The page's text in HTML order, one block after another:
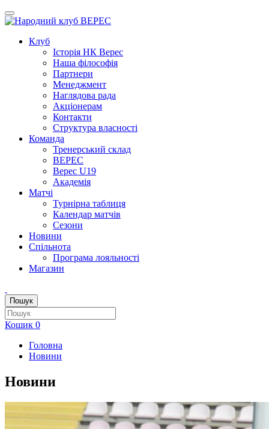
Клуб
Iсторiя НК Верес
Наша фiлософiя
Партнери
Менеджмент
Наглядова рада
Акціонерам
Контакти
Структура власності
Команда
Тренерський склад
ВЕРЕС
Верес U19
Академія
Матчі
Турнірна таблиця
Календар матчів
Сезони
Новини
Спільнота
Програма лояльності
Магазин
Пошук
Кошик 0
Головна
Новини
Новини